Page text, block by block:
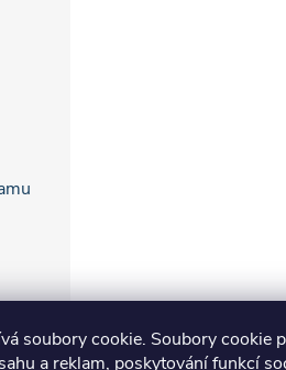
soubory cookie. Soubory cookie
a reklam, poskytování funkcí